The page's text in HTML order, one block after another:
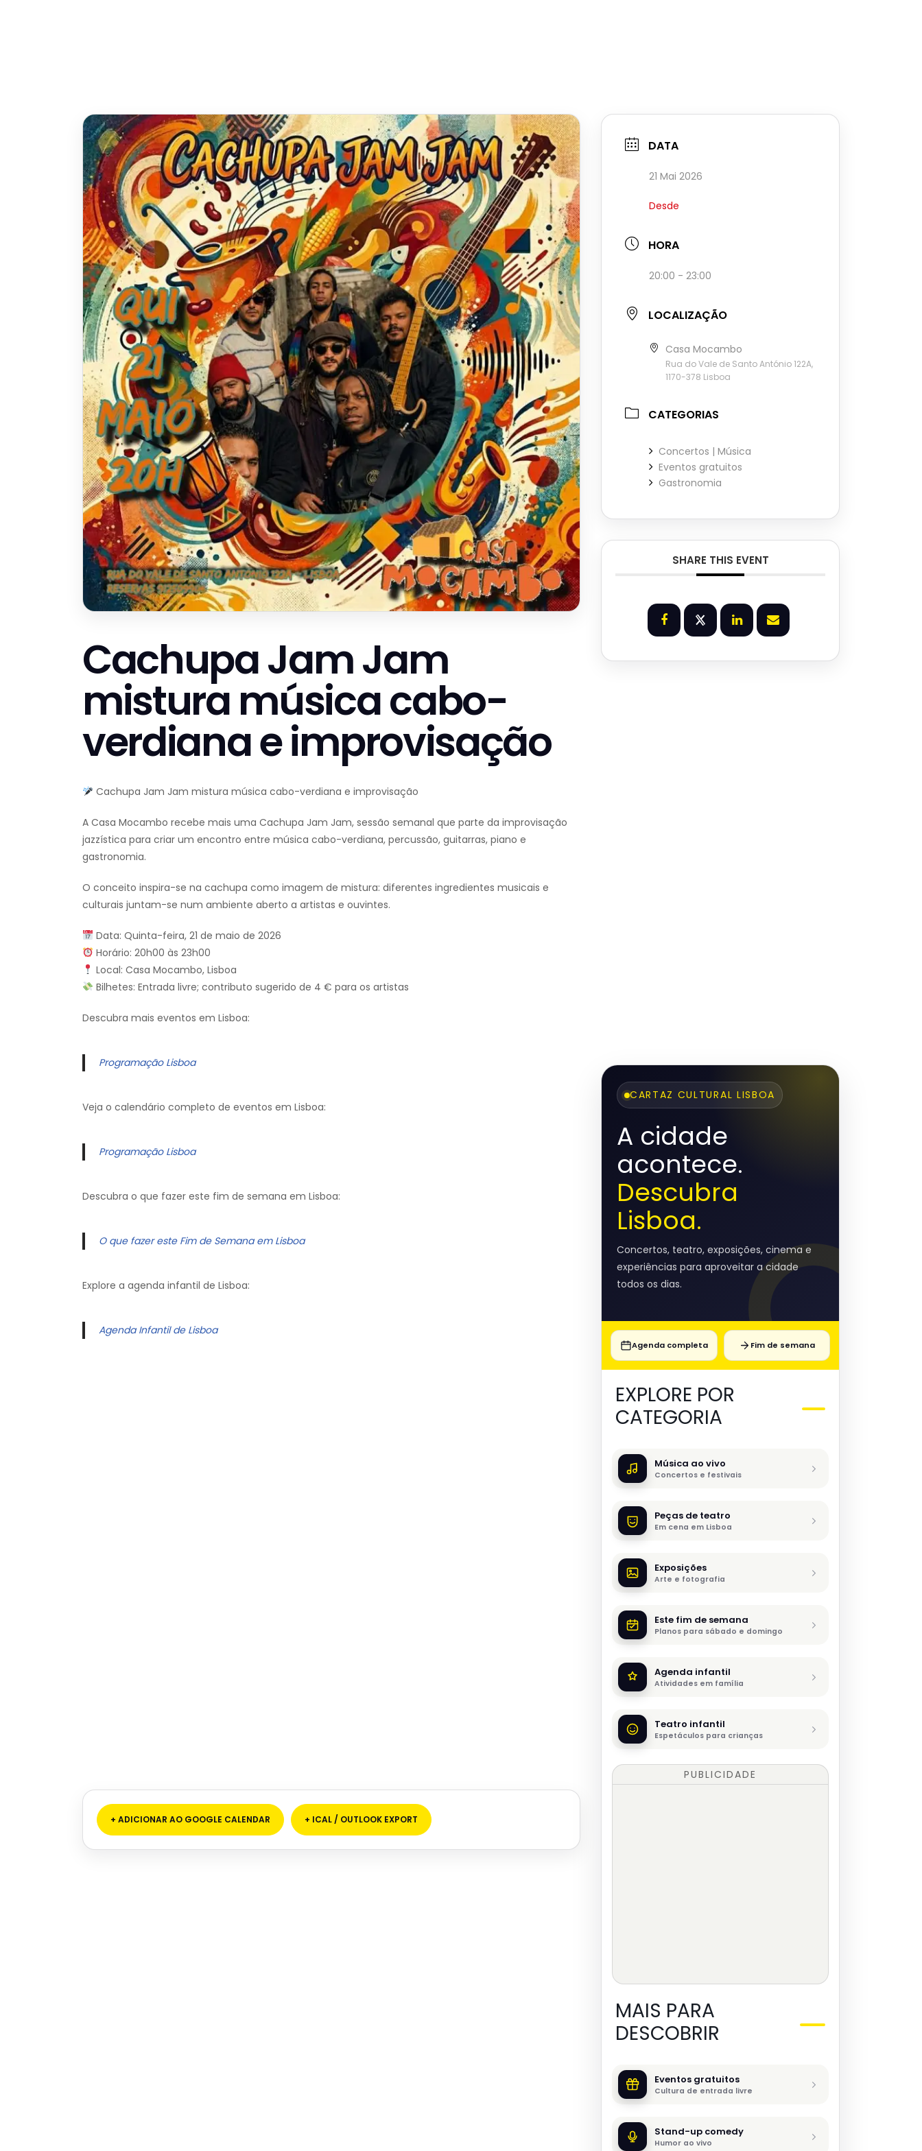
Cachupa Jam Jam
mistura música cabo-
verdiana e improvisação
Cachupa Jam Jam mistura música cabo-verdiana e improvisação
A Casa Mocambo recebe mais uma Cachupa Jam Jam, sessão semanal que parte da improvisação
jazzística para criar um encontro entre música cabo-verdiana, percussão, guitarras, piano e
gastronomia.
O conceito inspira-se na cachupa como imagem de mistura: diferentes ingredientes musicais e
culturais juntam-se num ambiente aberto a artistas e ouvintes.
Data: Quinta-feira, 21 de maio de 2026
Horário: 20h00 às 23h00
Local: Casa Mocambo, Lisboa
Bilhetes: Entrada livre; contributo sugerido de 4 € para os artistas
Descubra mais eventos em Lisboa:
Programação Lisboa
Veja o calendário completo de eventos em Lisboa:
Programação Lisboa
Descubra o que fazer este fim de semana em Lisboa:
O que fazer este Fim de Semana em Lisboa
Explore a agenda infantil de Lisboa:
Agenda Infantil de Lisboa
+ ADICIONAR AO GOOGLE CALENDAR + ICAL / OUTLOOK EXPORT
DATA
21 Mai 2026
Desde
HORA
20:00 - 23:00
LOCALIZAÇÃO
Casa Mocambo
Rua do Vale de Santo António 122A,
1170-378 Lisboa
CATEGORIAS
Concertos | Música
Eventos gratuitos
Gastronomia
SHARE THIS EVENT
CARTAZ CULTURAL LISBOA
A cidade
acontece.
Descubra
Lisboa.
Concertos, teatro, exposições, cinema e
experiências para aproveitar a cidade
todos os dias.
Agenda completa Fim de semana
EXPLORE POR
CATEGORIA
Música ao vivo
Concertos e festivais
Peças de teatro
Em cena em Lisboa
Exposições
Arte e fotografia
Este fim de semana
Planos para sábado e domingo
Agenda infantil
Atividades em família
Teatro infantil
Espetáculos para crianças
PUBLICIDADE
MAIS PARA
DESCOBRIR
Eventos gratuitos
Cultura de entrada livre
Stand-up comedy
Humor ao vivo